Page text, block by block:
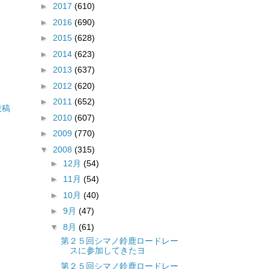
稿
► 2017 (610)
► 2016 (690)
► 2015 (628)
► 2014 (623)
► 2013 (637)
► 2012 (620)
► 2011 (652)
► 2010 (607)
► 2009 (770)
▼ 2008 (315)
► 12月 (54)
► 11月 (54)
► 10月 (40)
► 9月 (47)
▼ 8月 (61)
第２５回シマノ鈴鹿ロードレー
スに参加してきたヨ
第２５回シマノ鈴鹿ロードレー